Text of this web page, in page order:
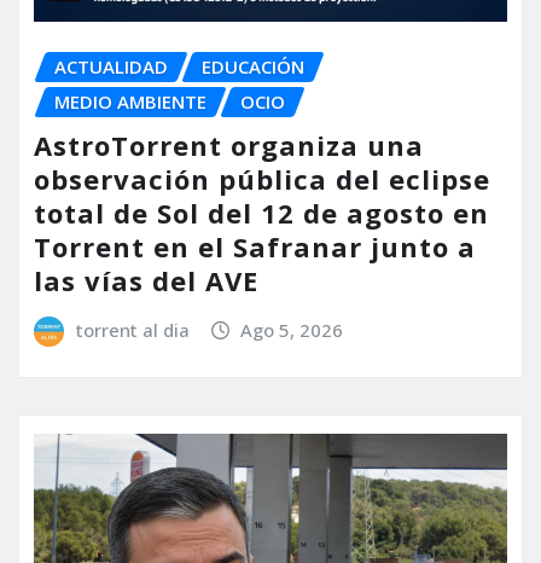
ACTUALIDAD
EDUCACIÓN
MEDIO AMBIENTE
OCIO
AstroTorrent organiza una
observación pública del eclipse
total de Sol del 12 de agosto en
Torrent en el Safranar junto a
las vías del AVE
torrent al dia Ago 5, 2026